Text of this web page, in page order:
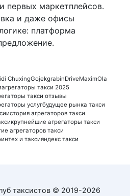
первых маркетплейсов.
и даже офисы
платформа
ChuxingGojekgrabinDriveMaximOla
агрегаторы такси 2025
такси отзывы
услугбудущее рынка такси
история агрегаторов такси
крупнейшие агрегаторы такси
агрегаторов такси
и таксияндекс такси
таксистов © 2019-2026